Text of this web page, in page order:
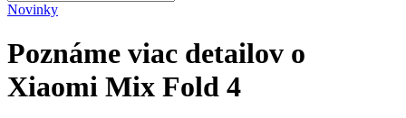
Novinky
Poznáme viac detailov o
Xiaomi Mix Fold 4